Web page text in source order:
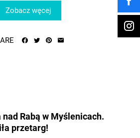
Zobacz węcej
nad Rabą w Myślenicach.
przetarg!